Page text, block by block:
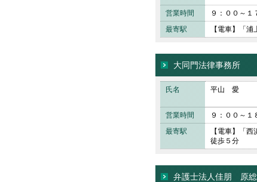
営業時間
９：００～１
最寄駅
【電車】「
大同門法律事務所
氏名 平山 愛
営業時間
９：００～１
最寄駅
【電車】「
徒歩５分
弁護士法人佳朋 原総